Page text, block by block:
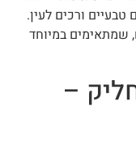
ורכים לעין.
שמתאימים במיוחד
–